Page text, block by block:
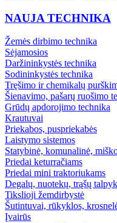
NAUJA TECHNIKA
Žemės dirbimo technika
Sėjamosios
Daržininkystės technika
Sodininkystės technika
Tręšimo ir chemikalų
Šienavimo, pašarų ruošimo
Grūdų apdorojimo technika
Krautuvai
Priekabos, puspriekabės
Laistymo sistemos
Statybinė, komunalinė,
Priedai keturračiams
Priedai mini traktoriukams
Degalų, nuotekų, trąšų
Tikslioji žemdirbystė
Šutintuvai, rūkyklos,
Įvairūs